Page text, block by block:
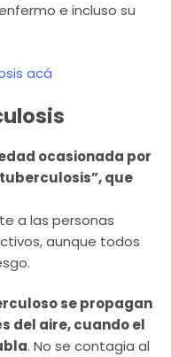
e incluso su
acá
ocasionada por
que
a las personas
aunque todos
se propagan
del aire, cuando el
. No se contagia al